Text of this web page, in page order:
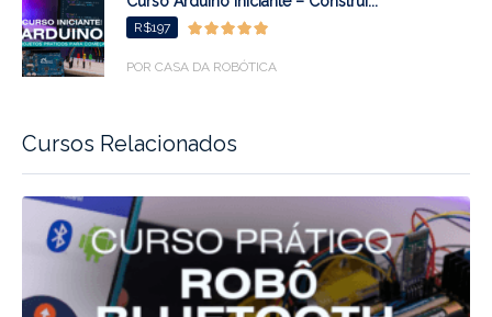
Cursos Relacionados
R$197
POR CASA DA ROBÓTICA